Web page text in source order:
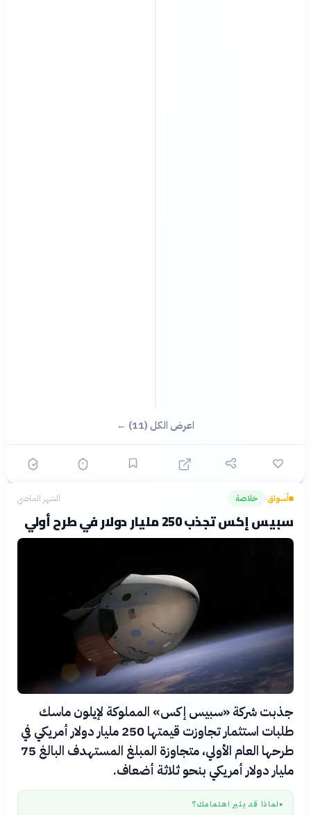
اعرض الكل (11) ←
أسواق› خلاصة الشهر الماضي
سبيس إكس تجذب 250 مليار دولار في طرح أولي
جذبت شركة «سبيس إكس» المملوكة لإيلون ماسك
طلبات استثمار تجاوزت قيمتها 250 مليار دولار أمريكي في
طرحها العام الأولي، متجاوزة المبلغ المستهدف البالغ 75
مليار دولار أمريكي بنحو ثلاثة أضعاف.
● لماذا قد يثير اهتمامك؟